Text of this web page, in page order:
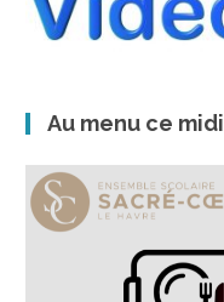
Au menu ce midi